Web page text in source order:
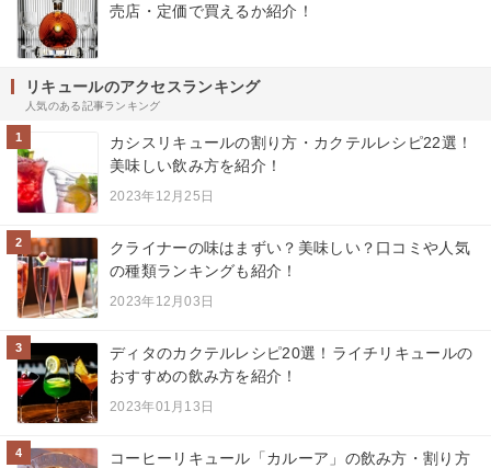
売店・定価で買えるか紹介！
リキュールのアクセスランキング
人気のある記事ランキング
1
カシスリキュールの割り方・カクテルレシピ22選！
美味しい飲み方を紹介！
2023年12月25日
2
クライナーの味はまずい？美味しい？口コミや人気
の種類ランキングも紹介！
2023年12月03日
3
ディタのカクテルレシピ20選！ライチリキュールの
おすすめの飲み方を紹介！
2023年01月13日
4
コーヒーリキュール「カルーア」の飲み方・割り方